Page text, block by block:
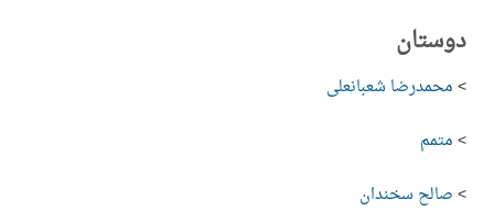
دوستان
>محمدرضا شعبانعلی
>متمم
>صالح سخندان